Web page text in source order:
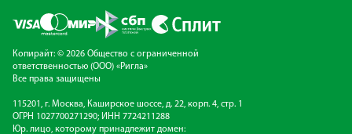
Копирайт: © 2026 Общество с ограниченной
ответственностью (ООО) «Ригла»
Все права защищены
115201, г. Москва, Каширское шоссе, д. 22, корп. 4, стр. 1
ОГРН 1027700271290; ИНН 7724211288
Юр. лицо, которому принадлежит домен: